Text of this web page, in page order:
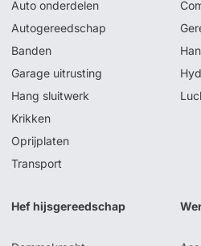
Auto onderdelen
Autogereedschap
Banden
Garage uitrusting
Hang sluitwerk
Krikken
Oprijplaten
Transport
Hef hijsgereedschap